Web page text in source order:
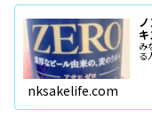
み
る
nksakelife.com